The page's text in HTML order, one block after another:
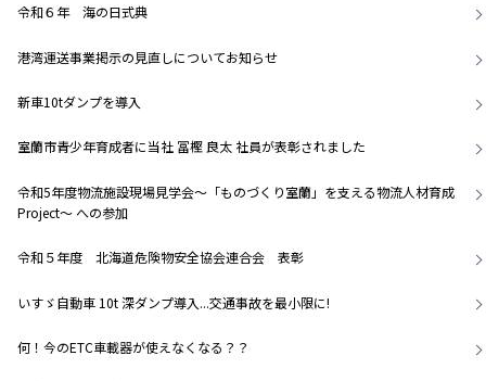
令和６年 海の日式典
港湾運送事業掲示の見直しについてお知らせ
新車10tダンプを導入
室蘭市青少年育成者に当社 冨樫 良太 社員が表彰されました
令和5年度物流施設現場見学会～「ものづくり室蘭」を支える物流人材育成
Project～ への参加
令和５年度 北海道危険物安全協会連合会 表彰
いすゞ自動車 10t 深ダンプ導入...交通事故を最小限に!
何！今のETC車載器が使えなくなる？？